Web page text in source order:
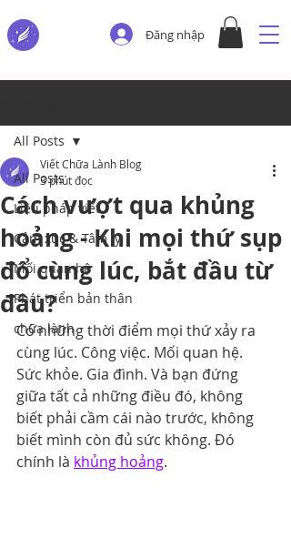
Đăng nhập
All Posts
Liệu pháp viết
Cảm xúc & Tâm lý
Mối quan hệ
Phát triển bản thân
chữa lành
All Posts
Cách vượt qua khủng
hoảng - Khi mọi thứ sụp
đổ cùng lúc, bắt đầu từ
đâu?
Viết Chữa Lành Blog
3 phút đọc
Có những thời điểm mọi thứ xảy ra
cùng lúc. Công việc. Mối quan hệ.
Sức khỏe. Gia đình. Và bạn đứng
giữa tất cả những điều đó, không
biết phải cầm cái nào trước, không
biết mình còn đủ sức không. Đó
chính là khủng hoảng.